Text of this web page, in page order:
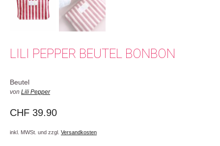
LILI PEPPER BEUTEL BONBON
Beutel
von Lili Pepper
CHF 39.90
inkl. MWSt. und zzgl. Versandkosten